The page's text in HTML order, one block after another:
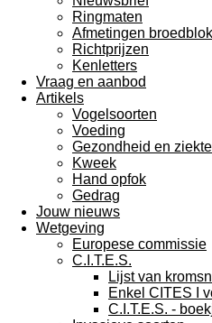
Ringmaten
Afmetingen broedblok
Richtprijzen
Kenletters
Vraag en aanbod
Artikels
Vogelsoorten
Voeding
Gezondheid en
Kweek
Hand opfok
Gedrag
Jouw nieuws
Wetgeving
Europese commissie
C.I.T.E.S.
Lijst van
Enkel CITES I
C.I.T.E.S. -